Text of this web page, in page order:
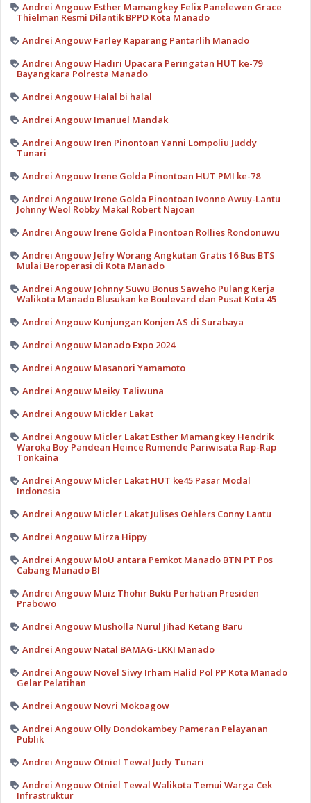
Andrei Angouw Esther Mamangkey Felix Panelewen Grace
Thielman Resmi Dilantik BPPD Kota Manado
Andrei Angouw Farley Kaparang Pantarlih Manado
Andrei Angouw Hadiri Upacara Peringatan HUT ke-79
Bayangkara Polresta Manado
Andrei Angouw Halal bi halal
Andrei Angouw Imanuel Mandak
Andrei Angouw Iren Pinontoan Yanni Lompoliu Juddy
Tunari
Andrei Angouw Irene Golda Pinontoan HUT PMI ke-78
Andrei Angouw Irene Golda Pinontoan Ivonne Awuy-Lantu
Johnny Weol Robby Makal Robert Najoan
Andrei Angouw Irene Golda Pinontoan Rollies Rondonuwu
Andrei Angouw Jefry Worang Angkutan Gratis 16 Bus BTS
Mulai Beroperasi di Kota Manado
Andrei Angouw Johnny Suwu Bonus Saweho Pulang Kerja
Walikota Manado Blusukan ke Boulevard dan Pusat Kota 45
Andrei Angouw Kunjungan Konjen AS di Surabaya
Andrei Angouw Manado Expo 2024
Andrei Angouw Masanori Yamamoto
Andrei Angouw Meiky Taliwuna
Andrei Angouw Mickler Lakat
Andrei Angouw Micler Lakat Esther Mamangkey Hendrik
Waroka Boy Pandean Heince Rumende Pariwisata Rap-Rap
Tonkaina
Andrei Angouw Micler Lakat HUT ke45 Pasar Modal
Indonesia
Andrei Angouw Micler Lakat Julises Oehlers Conny Lantu
Andrei Angouw Mirza Hippy
Andrei Angouw MoU antara Pemkot Manado BTN PT Pos
Cabang Manado BI
Andrei Angouw Muiz Thohir Bukti Perhatian Presiden
Prabowo
Andrei Angouw Musholla Nurul Jihad Ketang Baru
Andrei Angouw Natal BAMAG-LKKI Manado
Andrei Angouw Novel Siwy Irham Halid Pol PP Kota Manado
Gelar Pelatihan
Andrei Angouw Novri Mokoagow
Andrei Angouw Olly Dondokambey Pameran Pelayanan
Publik
Andrei Angouw Otniel Tewal Judy Tunari
Andrei Angouw Otniel Tewal Walikota Temui Warga Cek
Infrastruktur